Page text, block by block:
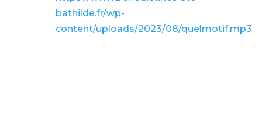
bathilde.fr/wp-
content/uploads/2023/08/quelmotif.mp3